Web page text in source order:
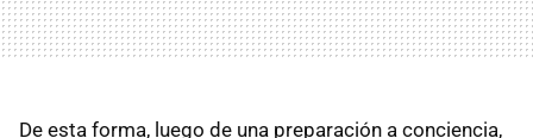
De esta forma, luego de una preparación a conciencia,